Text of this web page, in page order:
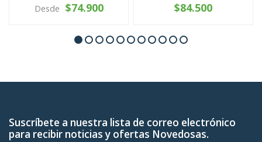
Desde $74.900 $84.500
Suscríbete a nuestra lista de correo electrónico
para recibir noticias y ofertas Novedosas.